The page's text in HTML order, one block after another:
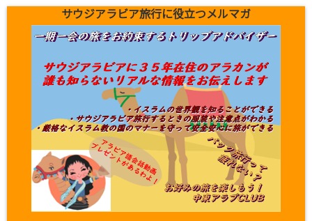
サウジアラビア旅行に役立つメルマガ